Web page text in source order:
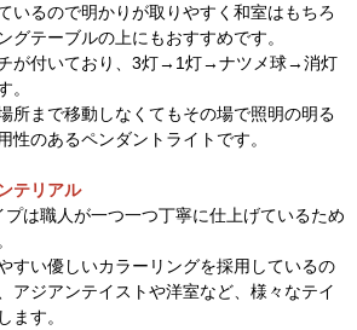
いるので明かりが取りやすく和室はもちろ
グテーブルの上にもおすすめです。
が付いており、3灯→1灯→ナツメ球→消灯
。
所まで移動しなくてもその場で照明の明る
性のあるペンダントライトです。
テリアル
プは職人が一つ一つ丁寧に仕上げているため
すい優しいカラーリングを採用しているの
アジアンテイストや洋室など、様々なテイ
ます。